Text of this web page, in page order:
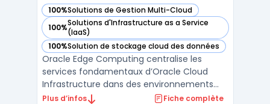
100%Solutions de Gestion Multi-Cloud
— voir Oracle Cloud Infrastructure dans cette catégorie
100%Solutions d'Infrastructure as a Service
(IaaS)
— voir Oracle Cloud Infrastructure dans cette catégorie
100%Solution de stockage cloud des données
— voir Oracle Cloud Infrastructure dans cette catégorie
Oracle Edge Computing centralise les
services fondamentaux d’Oracle Cloud
Infrastructure dans des environnements
distribués, sur site ou isolés. Les entreprises
Plus d’infos Fiche complète